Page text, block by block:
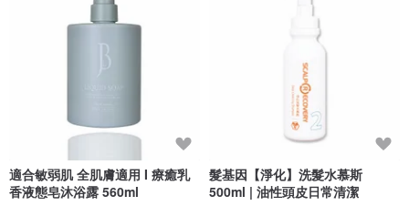
適合敏弱肌 全肌膚適用 I 療癒乳
香液態皂沐浴露 560ml
髮基因【淨化】洗髮水慕斯
500ml | 油性頭皮日常清潔